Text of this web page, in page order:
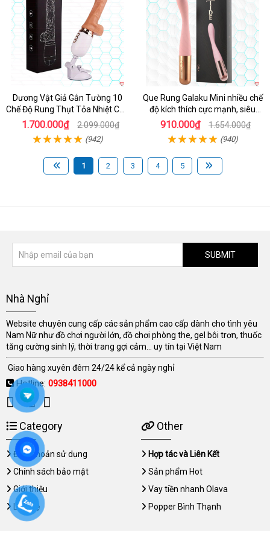
Dương Vật Giả Gắn Tường 10
Chế Độ Rung Thụt Tỏa Nhiệt Cao
Cấp
1.700.000₫ 2.099.000₫
(942)
Que Rung Galaku Mini nhiều chế
độ kích thích cực mạnh, siêu
sướng
910.000₫ 1.654.000₫
(940)
1 2 3 4 5
SUBMIT
Nhà Nghỉ
Website chuyên cung cấp các sản phẩm cao cấp dành cho tình yêu
Nam Nữ như đồ chơi người lớn, đồ chơi phòng the, gel bôi trơn, thuốc
tăng cường sinh lý, thời trang gợi cảm... uy tín tại Việt Nam
Giao hàng xuyên đêm 24/24 kể cả ngày nghỉ
Hotline: 0938411000
Category
Điều khoản sử dụng
Chính sách bảo mật
Giới thiệu
Liên hệ
Other
Hợp tác và Liên Kết
Sản phẩm Hot
Vay tiền nhanh Olava
Popper Bình Thạnh